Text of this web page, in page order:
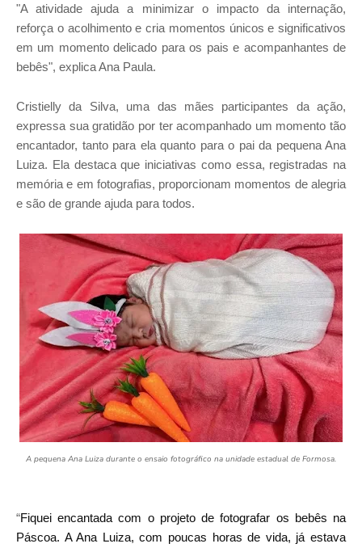
"A atividade ajuda a minimizar o impacto da internação,
reforça o acolhimento e cria momentos únicos e significativos
em um momento delicado para os pais e acompanhantes de
bebês", explica Ana Paula.
Cristielly da Silva, uma das mães participantes da ação,
expressa sua gratidão por ter acompanhado um momento tão
encantador, tanto para ela quanto para o pai da pequena Ana
Luiza. Ela destaca que iniciativas como essa, registradas na
memória e em fotografias, proporcionam momentos de alegria
e são de grande ajuda para todos.
A pequena Ana Luiza durante o ensaio fotográfico na unidade estadual de Formosa.
“Fiquei encantada com o projeto de fotografar os bebês na
Páscoa. A Ana Luiza, com poucas horas de vida, já estava